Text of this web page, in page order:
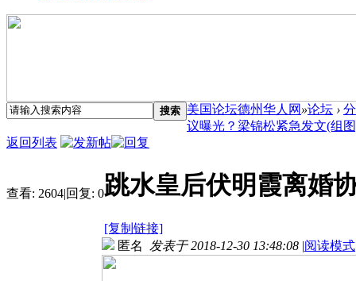
搜索 美国论坛德州华人网 »论坛 ›
议曝光？梁锦松紧急发文(组
返回列表
查看: 2604|回复: 0跳水皇后伏明霞离婚
[复制链接]
匿名 发表于 2018-12-30 13:48:08 |阅读模式